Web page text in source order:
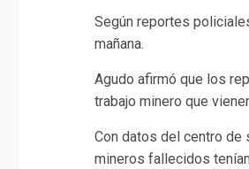
Según reportes
mañana.
Agudo afirmó que los
trabajo minero que
Con datos del centro de
mineros fallecidos